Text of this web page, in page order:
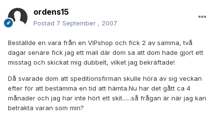
ordens15
Postad 7 September , 2007
Beställde en vara från en VIPshop och fick 2 av samma, två
dagar senare fick jag ett mail där dom sa att dom hade gjort ett
misstag och skickat mig dubbelt, vilket jag bekräftade!
Då svarade dom att speditionsfirman skulle höra av sig veckan
efter för att bestämma en tid att hämta.Nu har det gått ca 4
månader och jag har inte hört ett skit......så frågan är när jag kan
betrakta varan som min?